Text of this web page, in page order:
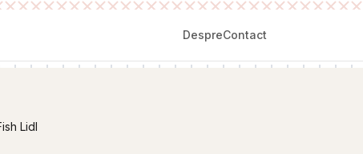
DespreContact
Lidl